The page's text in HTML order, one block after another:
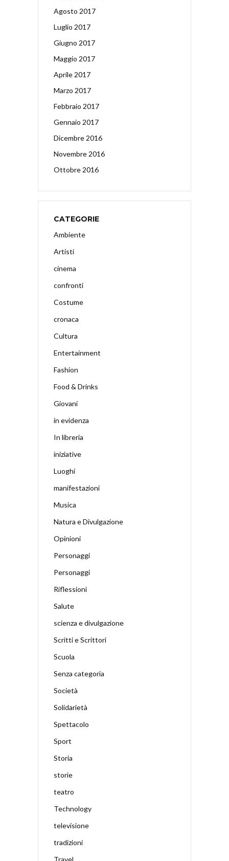
Agosto 2017
Luglio 2017
Giugno 2017
Maggio 2017
Aprile 2017
Marzo 2017
Febbraio 2017
Gennaio 2017
Dicembre 2016
Novembre 2016
Ottobre 2016
CATEGORIE
Ambiente
Artisti
cinema
confronti
Costume
cronaca
Cultura
Entertainment
Fashion
Food & Drinks
Giovani
in evidenza
In libreria
iniziative
Luoghi
manifestazioni
Musica
Natura e Divulgazione
Opinioni
Personaggi
Personaggi
Riflessioni
Salute
scienza e divulgazione
Scritti e Scrittori
Scuola
Senza categoria
Società
Solidarietà
Spettacolo
Sport
Storia
storie
teatro
Technology
televisione
tradizioni
Travel